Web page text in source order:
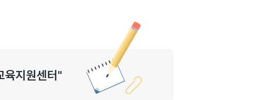
육지원센터"